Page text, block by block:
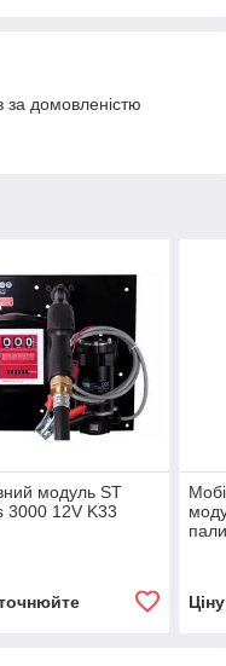
за домовленістю
модуль ST
3000 12V K33